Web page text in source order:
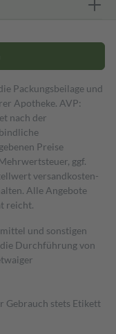
Packungsbeilage und
Apotheke. AVP:
nach der
Preise
ggf.
versand­kosten­
Alle Angebote
reicht.
und sonstigen
Durchführung von
Gebrauch stets Etikett